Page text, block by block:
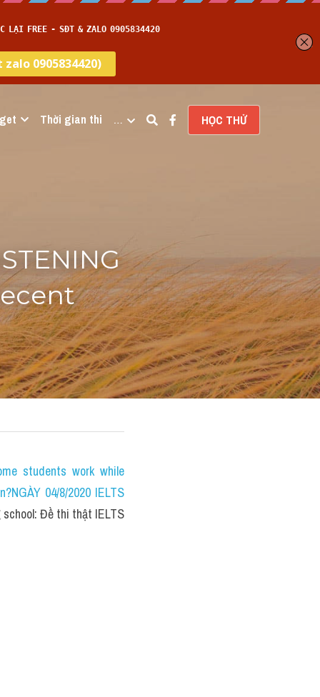
Thời gian thi … HỌC THỬ
students work while
04/8/2020 IELTS
Đề thi thật IELTS